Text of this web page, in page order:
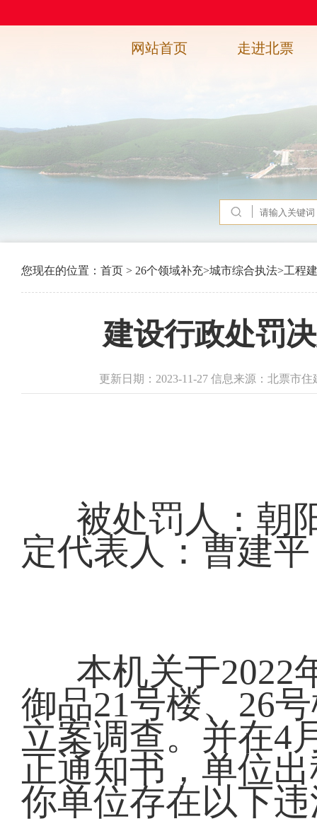
网站首页 走进北票
您现在的位置： 首页 > 26个领域补充>城市综合执法>工程
建设行政处罚
更新日期：2023-11-27 信息来源：北票市
被处罚人：
定代表人：曹建平
本机关于2022
御品21号楼、26
立案调查。并在4
正通知书，单位
你单位存在以下